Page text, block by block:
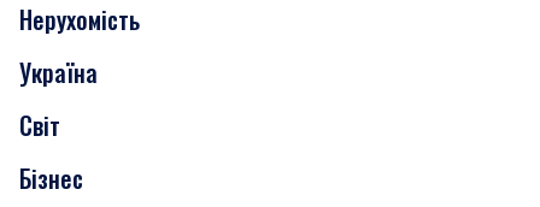
Події
Скандали
Нерухомість
Транспорт
Нерухомість
Україна
Світ
Бізнес